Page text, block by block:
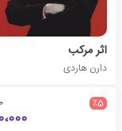
اثر مرکب
دارن هاردی
٪5